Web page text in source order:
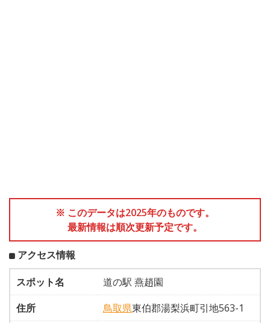
※ このデータは2025年のものです。
最新情報は順次更新予定です。
アクセス情報
スポット名
道の駅 燕趙園
住所
鳥取県東伯郡湯梨浜町引地563-1